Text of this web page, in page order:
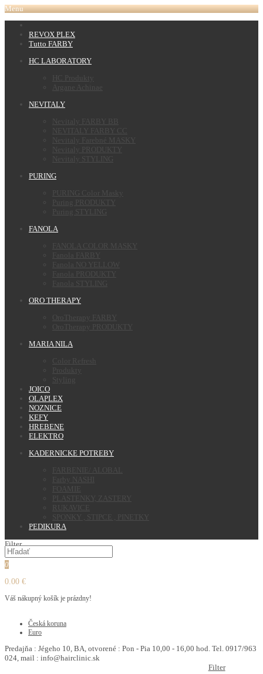
Menu
REVOX PLEX
Tutto FARBY
HC LABORATORY
HC Produkty
Argane Achinae
NEVITALY
Nevitaly FARBY BB
NEVITALY FARBY CC
Nevitaly Farebné MASKY
Nevitaly PRODUKTY
Nevitaly STYLING
PURING
PURING Color Masky
Puring PRODUKTY
Puring STYLING
FANOLA
FANOLA COLOR MASKY
Fanola FARBY
Fanola NO YELLOW
Fanola PRODUKTY
Fanola STYLING
ORO THERAPY
OroTherapy FARBY
OroTherapy PRODUKTY
MARIA NILA
Color Refresh
Produkty
Styling
JOICO
OLAPLEX
NOZNICE
KEFY
HREBENE
ELEKTRO
KADERNICKE POTREBY
FARBENIE/ ALOBAL
Farby NASHI
FOAMIE
PLASTENKY, ZASTERY
RUKAVICE
SPONKY , STIPCE , PINETKY
PEDIKURA
Filter
0
0.00 €
Váš nákupný košík je prázdny!
Česká koruna
Euro
Predajňa : Jégeho 10, BA, otvorené : Pon - Pia 10,00 - 16,00 hod. Tel. 0917/963
024, mail : info@hairclinic.sk
Filter